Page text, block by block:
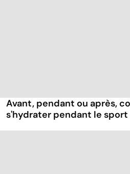
Avant, pendant ou après,
s'hydrater pendant le sport